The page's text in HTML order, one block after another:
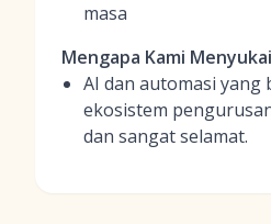
masa
Mengapa Kami
AI dan automasi yang
ekosistem
dan sangat selamat.